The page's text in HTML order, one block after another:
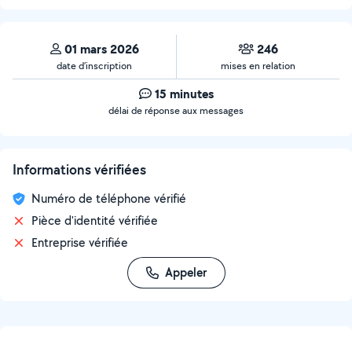
01 mars 2026
date d’inscription
246
mises en relation
15 minutes
délai de réponse aux messages
Informations vérifiées
Numéro de téléphone vérifié
Pièce d'identité vérifiée
Entreprise vérifiée
Appeler